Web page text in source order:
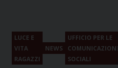
LUCE E
VITA
RAGAZZI
NEWS
UFFICIO PER LE
COMUNICAZIONI
SOCIALI